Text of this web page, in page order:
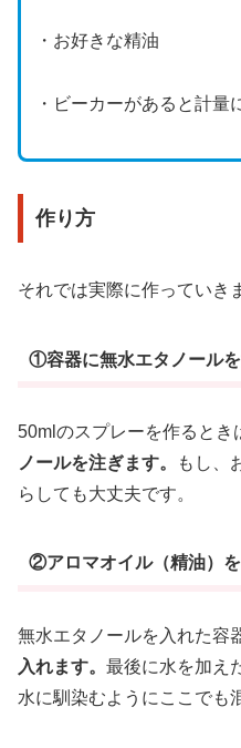
・お好きな精油
・ビーカーがあると計量
作り方
それでは実際に作っていき
①容器に無水エタノール
50mlのスプレーを作るとき
ノールを注ぎます。
もし、
らしても大丈夫です。
②アロマオイル（精油）
無水エタノールを入れた容
入れます。 最後に水を加え
水に馴染むようにここでも